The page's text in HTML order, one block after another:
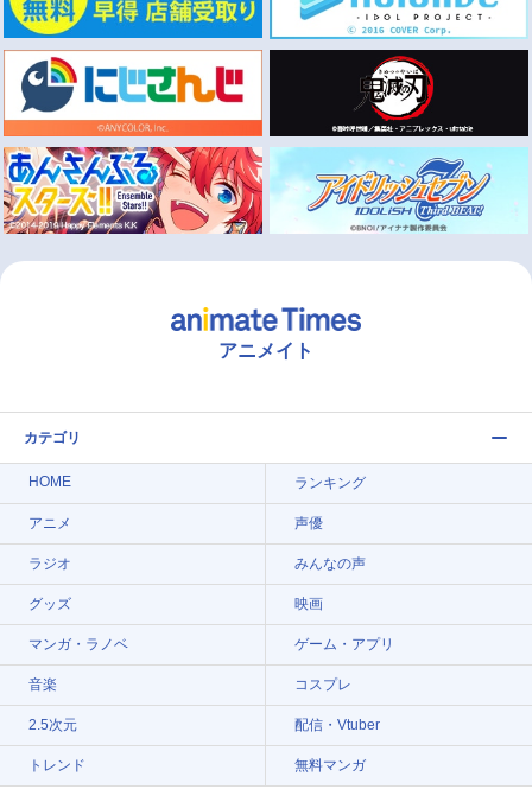
アニメイト
カテゴリ
HOME ランキング
アニメ 声優
ラジオ みんなの声
グッズ 映画
マンガ・ラノベ ゲーム・アプリ
音楽 コスプレ
2.5次元 配信・Vtuber
トレンド 無料マンガ